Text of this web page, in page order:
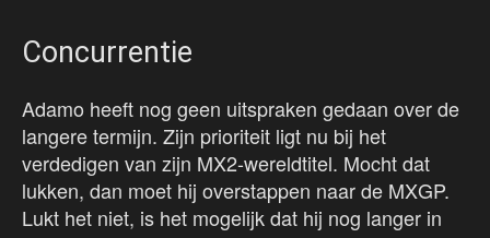
Concurrentie
Adamo heeft nog geen uitspraken gedaan over de
langere termijn. Zijn prioriteit ligt nu bij het
verdedigen van zijn MX2-wereldtitel. Mocht dat
lukken, dan moet hij overstappen naar de MXGP.
Lukt het niet, is het mogelijk dat hij nog langer in